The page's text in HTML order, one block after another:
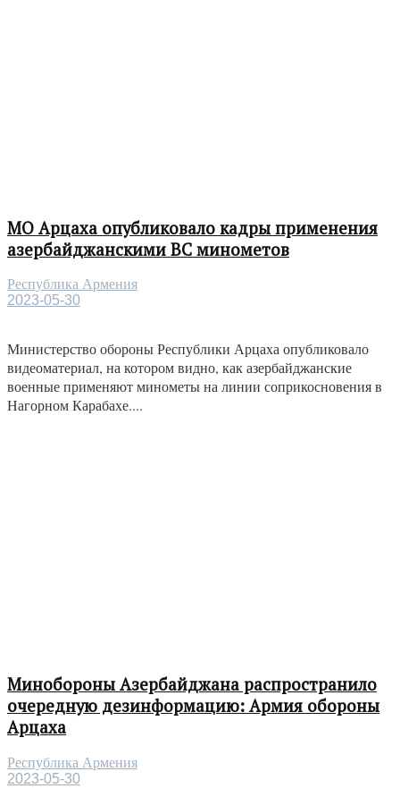
МО Арцаха опубликовало кадры применения
азербайджанскими ВС минометов
Республика Армения
2023-05-30
Министерство обороны Республики Арцаха опубликовало
видеоматериал, на котором видно, как азербайджанские
военные применяют минометы на линии соприкосновения в
Нагорном Карабахе....
Минобороны Азербайджана распространило
очередную дезинформацию: Армия обороны
Арцаха
Республика Армения
2023-05-30